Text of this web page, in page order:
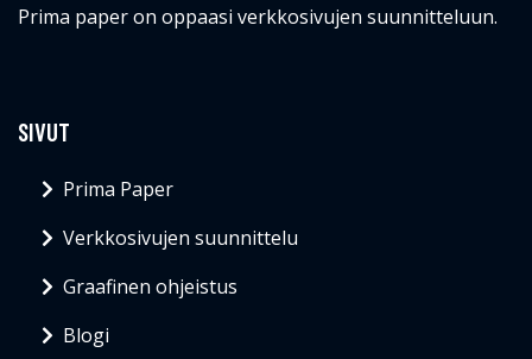
Prima paper on oppaasi verkkosivujen suunnitteluun.
SIVUT
Prima Paper
Verkkosivujen suunnittelu
Graafinen ohjeistus
Blogi